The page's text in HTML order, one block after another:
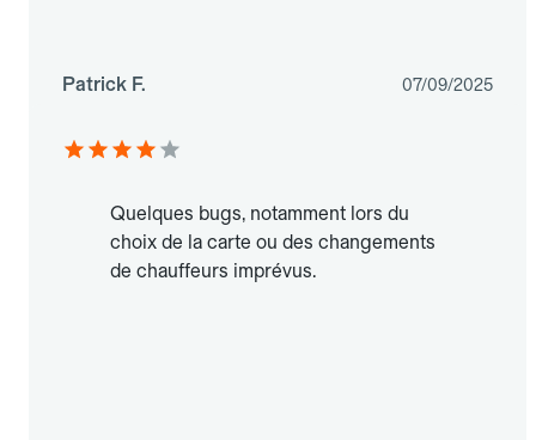
Patrick F. 07/09/2025
Quelques bugs, notamment lors du
choix de la carte ou des changements
de chauffeurs imprévus.